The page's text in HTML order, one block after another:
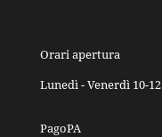
Orari apertura
Lunedì - Venerdì 10-12
PagoPA